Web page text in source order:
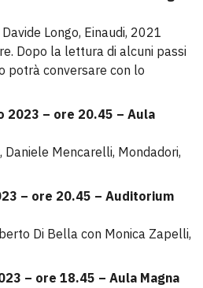
Davide Longo, Einaudi, 2021
Dopo la lettura di alcuni passi
potrà conversare con lo
2023 – ore 20.45 – Aula
, Daniele Mencarelli, Mondadori,
– ore 20.45 – Auditorium
Di Bella con Monica Zapelli,
– ore 18.45 – Aula Magna